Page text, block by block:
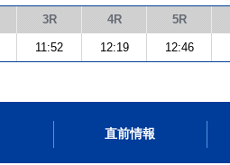
3R 4R 5R
11:52 12:19 12:46
直前情報